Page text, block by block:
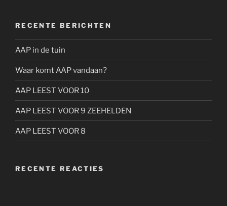
RECENTE BERICHTEN
AAP in de tuin
Waar komt AAP vandaan?
AAP LEEST VOOR 10
AAP LEEST VOOR 9 ZEEHELDEN
AAP LEEST VOOR 8
RECENTE REACTIES